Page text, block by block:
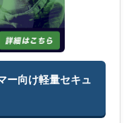
ー向け軽量セキュ